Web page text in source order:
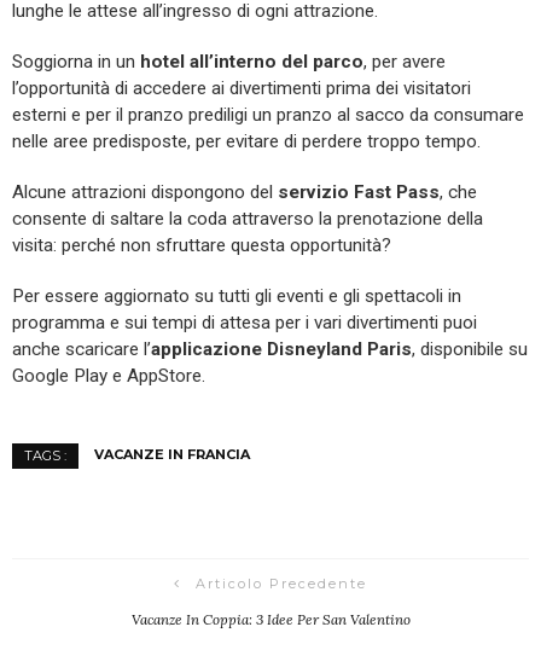
lunghe le attese all’ingresso di ogni attrazione.
Soggiorna in un hotel all’interno del parco, per avere
l’opportunità di accedere ai divertimenti prima dei visitatori
esterni e per il pranzo prediligi un pranzo al sacco da consumare
nelle aree predisposte, per evitare di perdere troppo tempo.
Alcune attrazioni dispongono del servizio Fast Pass, che
consente di saltare la coda attraverso la prenotazione della
visita: perché non sfruttare questa opportunità?
Per essere aggiornato su tutti gli eventi e gli spettacoli in
programma e sui tempi di attesa per i vari divertimenti puoi
anche scaricare l’applicazione Disneyland Paris, disponibile su
Google Play e AppStore.
TAGS : VACANZE IN FRANCIA
Articolo Precedente
Vacanze In Coppia: 3 Idee Per San Valentino